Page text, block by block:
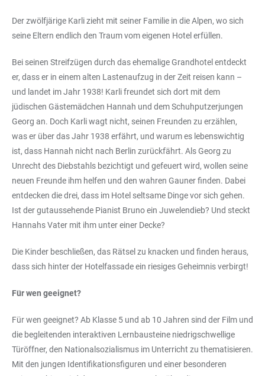
Der zwölfjärige Karli zieht mit seiner Familie in die Alpen, wo sich
seine Eltern endlich den Traum vom eigenen Hotel erfüllen.
Bei seinen Streifzügen durch das ehemalige Grandhotel entdeckt
er, dass er in einem alten Lastenaufzug in der Zeit reisen kann –
und landet im Jahr 1938! Karli freundet sich dort mit dem
jüdischen Gästemädchen Hannah und dem Schuhputzerjungen
Georg an. Doch Karli wagt nicht, seinen Freunden zu erzählen,
was er über das Jahr 1938 erfährt, und warum es lebenswichtig
ist, dass Hannah nicht nach Berlin zurückfährt. Als Georg zu
Unrecht des Diebstahls bezichtigt und gefeuert wird, wollen seine
neuen Freunde ihm helfen und den wahren Gauner finden. Dabei
entdecken die drei, dass im Hotel seltsame Dinge vor sich gehen.
Ist der gutaussehende Pianist Bruno ein Juwelendieb? Und steckt
Hannahs Vater mit ihm unter einer Decke?
Die Kinder beschließen, das Rätsel zu knacken und finden heraus,
dass sich hinter der Hotelfassade ein riesiges Geheimnis verbirgt!
Für wen geeignet?
Für wen geeignet? Ab Klasse 5 und ab 10 Jahren sind der Film und
die begleitenden interaktiven Lernbausteine niedrigschwellige
Türöffner, den Nationalsozialismus im Unterricht zu thematisieren.
Mit den jungen Identifikationsfiguren und einer besonderen